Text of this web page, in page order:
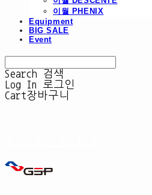
이월 PHENIX
Equipment
BIG SALE
Event
Search
검색
Log In
로그인
Cart장바구니